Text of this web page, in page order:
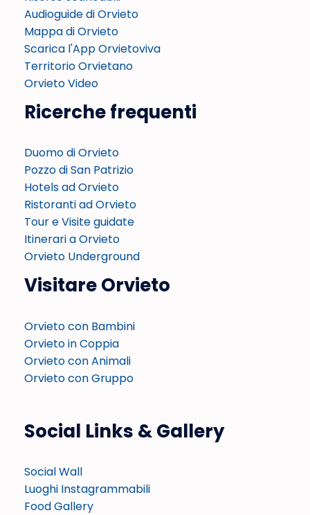
Audioguide di Orvieto
Mappa di Orvieto
Scarica l'App Orvietoviva
Territorio Orvietano
Orvieto Video
Ricerche frequenti
Duomo di Orvieto
Pozzo di San Patrizio
Hotels ad Orvieto
Ristoranti ad Orvieto
Tour e Visite guidate
Itinerari a Orvieto
Orvieto Underground
Visitare Orvieto
Orvieto con Bambini
Orvieto in Coppia
Orvieto con Animali
Orvieto con Gruppo
Social Links & Gallery
Social Wall
Luoghi Instagrammabili
Food Gallery